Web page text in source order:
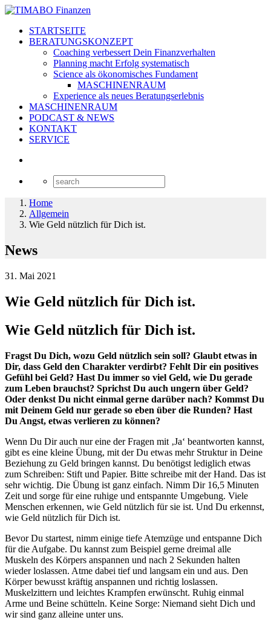
STARTSEITE
BERATUNGSKONZEPT
Coaching verbessert Dein Finanzverhalten
Planning macht Erfolg systematisch
Science als ökonomisches Fundament
MASCHINENRAUM
Experience als neues Beratungserlebnis
MASCHINENRAUM
PODCAST & NEWS
KONTAKT
SERVICE
Home
Allgemein
Wie Geld nützlich für Dich ist.
News
31. Mai 2021
Wie Geld nützlich für Dich ist.
Wie Geld nützlich für Dich ist.
Fragst Du Dich, wozu Geld nützlich sein soll? Glaubt etwas in
Dir, dass Geld den Charakter verdirbt? Fehlt Dir ein positives
Gefühl bei Geld? Hast Du immer so viel Geld, wie Du gerade
zum Leben brauchst? Sprichst Du auch ungern über Geld?
Oder denkst Du nicht einmal gerne darüber nach? Kommst Du
mit Deinem Geld nur gerade so eben über die Runden? Hast
Du Angst, etwas verlieren zu können?
Wenn Du Dir auch nur eine der Fragen mit ‚Ja‘ beantworten kannst,
gibt es eine kleine Übung, mit der Du etwas mehr Struktur in Deine
Beziehung zu Geld bringen kannst. Du benötigst lediglich etwas
zum Schreiben: Stift und Papier. Bitte schreibe mit der Hand. Das ist
sehr wichtig. Die Übung ist ganz einfach. Nimm Dir 16,5 Minuten
Zeit und sorge für eine ruhige und entspannte Umgebung. Viele
Menschen erkennen, wie Geld nützlich für sie ist. Und Du erkennst,
wie Geld nützlich für Dich ist.
Bevor Du startest, nimm einige tiefe Atemzüge und entspanne Dich
für die Aufgabe. Du kannst zum Beispiel gerne dreimal alle
Muskeln des Körpers anspannen und nach 2 Sekunden halten
wieder loslassen. Atme dabei tief und langsam ein und aus. Den
Körper bewusst kräftig anspannen und richtig loslassen.
Muskelzittern und leichtes Krampfen erwünscht. Ruhig einmal
Arme und Beine schütteln. Keine Sorge: Niemand sieht Dich und
wir sind ganz alleine unter uns.